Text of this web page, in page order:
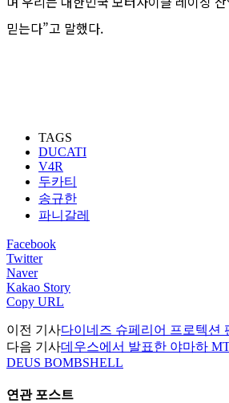
믿는다”고 말했다.
TAGS
DUCATI
V4R
두카티
송규한
파니갈레
Facebook
Twitter
Naver
Kakao Story
Copy URL
이전 기사다이네즈 슈페리어 프로텍션
다음 기사데우스에서 발표한 야마하
DEUS BOMBSHELL
연관 포스트